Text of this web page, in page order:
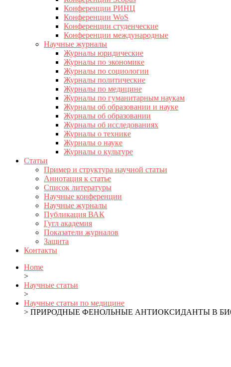
Конференции РИНЦ
Конференции WoS
Конференции студенческие
Конференции международные
Научные журналы
Журналы юридические
Журналы по экономике
Журналы по социологии
Журналы политические
Журналы по медицине
Журналы по гуманитарным наукам
Журналы об образовании и науке
Журналы об образовании
Журналы об исследованиях
Журналы о технике
Журналы о науке
Журналы о культуре
Статьи
Пример и структура научной статьи
Аннотация к статье
Список литературы
Научные конференции
Научные журналы
Публикация ВАК
Гугл академия
Показатели журналов
Защита
Контакты
Home
>
Научные статьи
>
Научные статьи по медицине
> ПРИРОДНЫЕ ФЕНОЛЬНЫЕ АНТИОКСИДАНТЫ В